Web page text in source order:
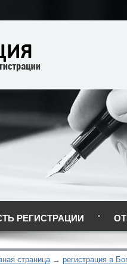
РЕГИСТРАЦИИ
страница регистрация в